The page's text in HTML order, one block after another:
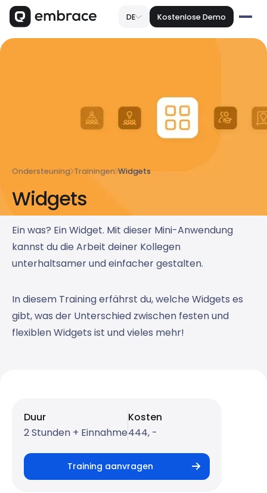
DE Kostenlose Demo
Ondersteuning Trainingen Widgets
Widgets
Ein was? Ein Widget. Mit dieser Mini-Anwendung
kannst du die Arbeit deiner Kollegen
unterhaltsamer und einfacher gestalten.
In diesem Training erfährst du, welche Widgets es
gibt, was der Unterschied zwischen festen und
flexiblen Widgets ist und vieles mehr!
Duur
2 Stunden + Einnahme
Kosten
444, -
Training aanvragen